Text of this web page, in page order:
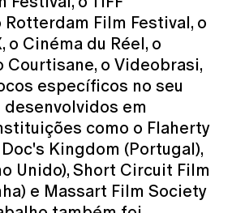
Rotterdam Film Festival, o
o Cinéma du Réel, o
Courtisane, o Videobrasi,
específicos no seu
em
como o Flaherty
Doc's Kingdom (Portugal),
Unido), Short Circuit Film
e Massart Film Society